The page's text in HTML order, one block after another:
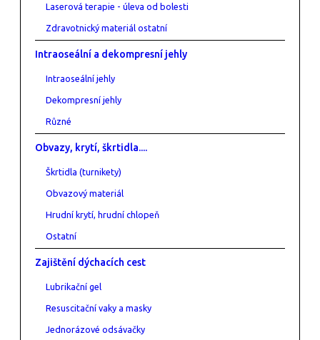
Laserová terapie - úleva od bolesti
Zdravotnický materiál ostatní
Intraoseální a dekompresní jehly
Intraoseální jehly
Dekompresní jehly
Různé
Obvazy, krytí, škrtidla....
Škrtidla (turnikety)
Obvazový materiál
Hrudní krytí, hrudní chlopeň
Ostatní
Zajištění dýchacích cest
Lubrikační gel
Resuscitační vaky a masky
Jednorázové odsávačky